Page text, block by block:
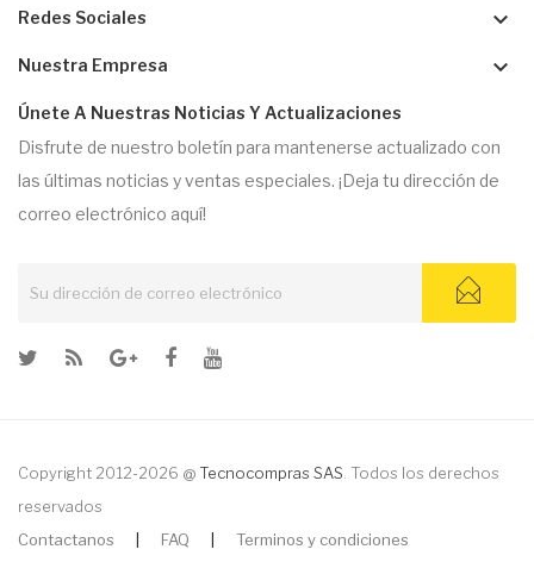
Redes Sociales keyboard_arrow_down
Nuestra Empresa keyboard_arrow_down
Únete A Nuestras Noticias Y Actualizaciones
Disfrute de nuestro boletín para mantenerse actualizado con
las últimas noticias y ventas especiales. ¡Deja tu dirección de
correo electrónico aquí!
Copyright 2012-2026 @ Tecnocompras SAS . Todos los derechos
reservados
Contactanos
FAQ Terminos y condiciones